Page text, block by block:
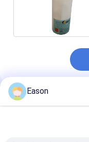
अनुशंसित उत्पाद
Eason